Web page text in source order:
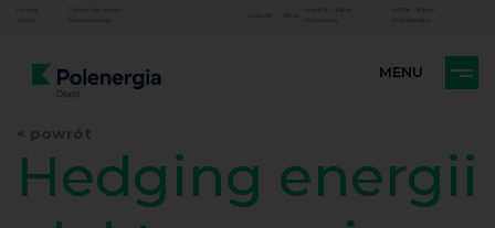
mojBOK - Klient
eBOK - Klient
Hedging energii